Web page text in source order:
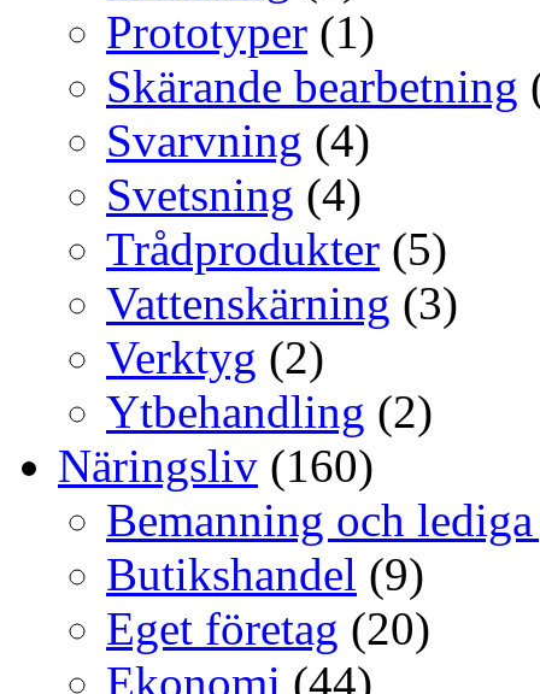
Prototyper (1)
Skärande bearbetning
Svarvning (4)
Svetsning (4)
Trådprodukter (5)
Vattenskärning (3)
Verktyg (2)
Ytbehandling (2)
Näringsliv (160)
Bemanning och
Butikshandel (9)
Eget företag (20)
Ekonomi (44)